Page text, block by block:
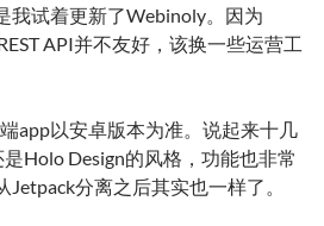
我试着更新了Webinoly。因为
API并不友好，该换一些运营工
app以安卓版本为准。说起来十几
Holo Design的风格，功能也非常
分离之后其实也一样了。